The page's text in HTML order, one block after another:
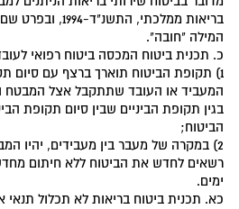
בריאות ממלכתי,
המילה "חובה".
כ. תכנית ביטוח המכסה ביטוח רפואי
1) תקופת הביטוח תוארך ברצף עם סיום
המעביד או העובד שתתקבל אצל המבטח
בגין תקופת הביניים שבין סיום תקופת
הביטוח;
2) במקרה של מעבר בין מעבידים, יהיו
רשאים לחדש את הביטוח ללא חיתום
ימים.
כא. תכנית ביטוח בריאות לא תכלול